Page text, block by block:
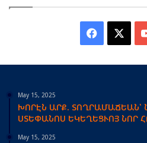
Facebook
May 15, 2025
ԽՈՐԷՆ ԱՐՔ. ՏՈՂՐԱՄԱՃԵԱՆ՝
ՍՏԵՓԱՆՈՍ ԵԿԵՂԵՑՒՈՅ ՆՈՐ
May 15, 2025